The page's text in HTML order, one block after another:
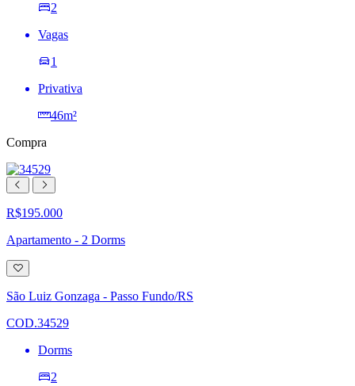
2
Vagas
1
Privativa
46m²
Compra
R$195.000
Apartamento - 2 Dorms
Adicionar
à
lista
de
São Luiz Gonzaga - Passo Fundo/RS
COD.34529
Dorms
2